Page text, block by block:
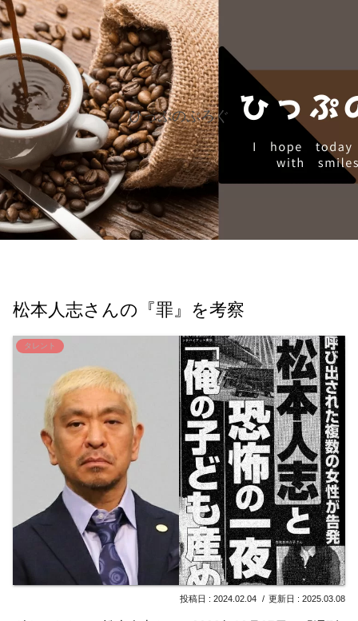
ひっぷのぶろぐ
松本人志さんの『罪』を考察
タレント
2024.02.04 2025.03.08